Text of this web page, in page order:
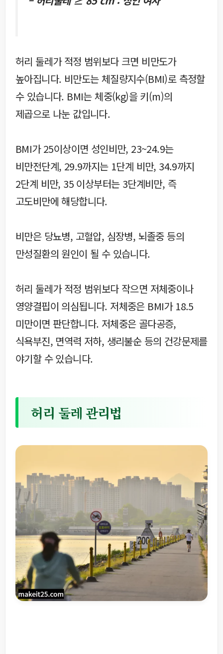
허리 둘레가 적정 범위보다 크면 비만도가
높아집니다. 비만도는 체질량지수(BMI)로 측정할
수 있습니다. BMI는 체중(kg)을 키(m)의
제곱으로 나눈 값입니다.
BMI가 25이상이면 성인비만, 23~24.9는
비만전단계, 29.9까지는 1단계 비만, 34.9까지
2단계 비만, 35 이상부터는 3단계비만, 즉
고도비만에 해당합니다.
비만은 당뇨병, 고혈압, 심장병, 뇌졸중 등의
만성질환의 원인이 될 수 있습니다.
허리 둘레가 적정 범위보다 작으면 저체중이나
영양결핍이 의심됩니다. 저체중은 BMI가 18.5
미만이면 판단합니다. 저체중은 골다공증,
식욕부진, 면역력 저하, 생리불순 등의 건강문제를
야기할 수 있습니다.
허리 둘레 관리법